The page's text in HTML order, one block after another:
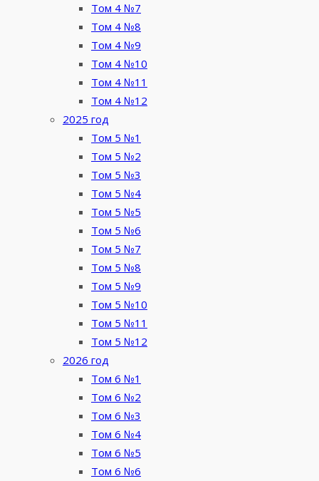
Том 4 №7
Том 4 №8
Том 4 №9
Том 4 №10
Том 4 №11
Том 4 №12
2025 год
Том 5 №1
Том 5 №2
Том 5 №3
Том 5 №4
Том 5 №5
Том 5 №6
Том 5 №7
Том 5 №8
Том 5 №9
Том 5 №10
Том 5 №11
Том 5 №12
2026 год
Том 6 №1
Том 6 №2
Том 6 №3
Том 6 №4
Том 6 №5
Том 6 №6